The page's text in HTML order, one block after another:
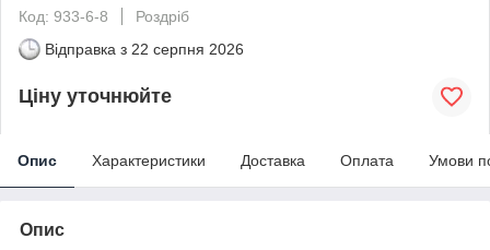
Код: 933-6-8
Роздріб
Відправка з 22 серпня 2026
Ціну уточнюйте
Опис Характеристики Доставка Оплата Умови
Опис